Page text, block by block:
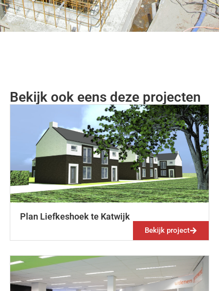
Bekijk ook eens deze projecten
Plan Liefkeshoek te Katwijk
Bekijk project